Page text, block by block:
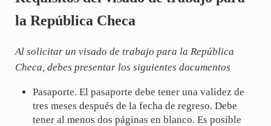
la República Checa
Al solicitar un visado de trabajo para la República
Checa, debes presentar los siguientes documentos
Pasaporte. El pasaporte debe tener una validez de
tres meses después de la fecha de regreso. Debe
tener al menos dos páginas en blanco. Es posible